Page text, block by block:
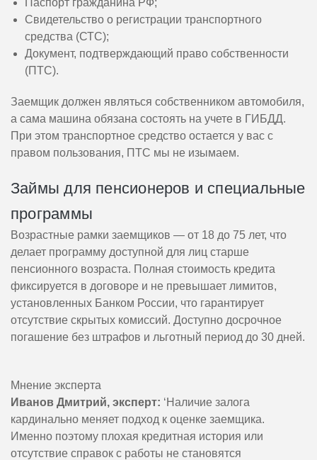
Паспорт гражданина РФ;
Свидетельство о регистрации транспортного
средства (СТС);
Документ, подтверждающий право собственности
(ПТС).
Заемщик должен являться собственником автомобиля,
а сама машина обязана состоять на учете в ГИБДД.
При этом транспортное средство остается у вас с
правом пользования, ПТС мы не изымаем.
Займы для пенсионеров и специальные
программы
Возрастные рамки заемщиков — от 18 до 75 лет, что
делает программу доступной для лиц старше
пенсионного возраста. Полная стоимость кредита
фиксируется в договоре и не превышает лимитов,
установленных Банком России, что гарантирует
отсутствие скрытых комиссий. Доступно досрочное
погашение без штрафов и льготный период до 30 дней.
Мнение эксперта
Иванов Дмитрий, эксперт: ‘Наличие залога
кардинально меняет подход к оценке заемщика.
Именно поэтому плохая кредитная история или
отсутствие справок с работы не становятся